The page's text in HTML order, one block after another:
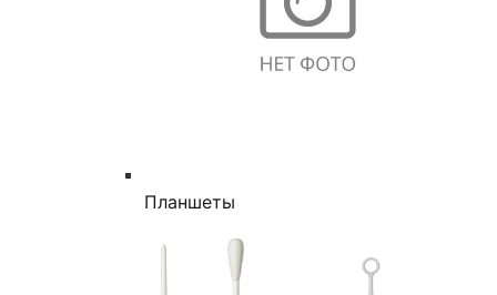
Планшеты